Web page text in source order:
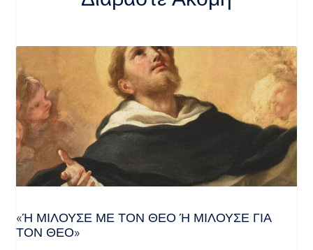
«Ή ΜΙΛΟΎΣΕ ΜΕ ΤΟΝ ΘΕΌ Ή ΜΙΛΟΎΣΕ ΓΙΑ ΤΟ
Ν ΘΕΌ»